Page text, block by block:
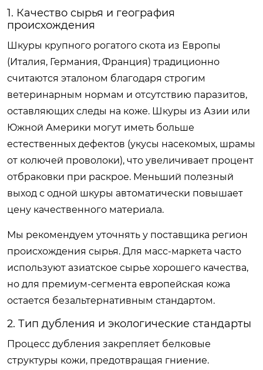
1. Качество сырья и география
происхождения
Шкуры крупного рогатого скота из Европы
(Италия, Германия, Франция) традиционно
считаются эталоном благодаря строгим
ветеринарным нормам и отсутствию паразитов,
оставляющих следы на коже. Шкуры из Азии или
Южной Америки могут иметь больше
естественных дефектов (укусы насекомых, шрамы
от колючей проволоки), что увеличивает процент
отбраковки при раскрое. Меньший полезный
выход с одной шкуры автоматически повышает
цену качественного материала.
Мы рекомендуем уточнять у поставщика регион
происхождения сырья. Для масс-маркета часто
используют азиатское сырье хорошего качества,
но для премиум-сегмента европейская кожа
остается безальтернативным стандартом.
2. Тип дубления и экологические стандарты
Процесс дубления закрепляет белковые
структуры кожи, предотвращая гниение.